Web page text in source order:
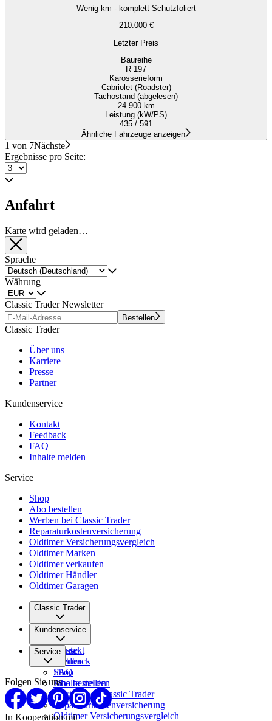
Wenig km - komplett Schutzfoliert
210.000 €
Letzter Preis
Baureihe
R 197
Karosserieform
Cabriolet (Roadster)
Tachostand (abgelesen)
24.900 km
Leistung (kW/PS)
435 / 591
Ähnliche Fahrzeuge anzeigen
1 von 7Nächste
Ergebnisse pro Seite:
Anfahrt
Karte wird geladen…
Sprache
Währung
Classic Trader Newsletter
Bestellen
Classic Trader
Über uns
Karriere
Presse
Partner
Kundenservice
Kontakt
Feedback
FAQ
Inhalte melden
Service
Shop
Abo bestellen
Werben bei Classic Trader
Reparaturkostenversicherung
Oldtimer Versicherungsvergleich
Oldtimer Marken
Oldtimer verkaufen
Oldtimer Händler
Oldtimer Garagen
Classic Trader
Über uns
Karriere
Presse
Partner
Kundenservice
Kontakt
Feedback
FAQ
Inhalte melden
Service
Shop
Abo bestellen
Werben bei Classic Trader
Reparaturkostenversicherung
Oldtimer Versicherungsvergleich
Folgen Sie uns
In Kooperation mit